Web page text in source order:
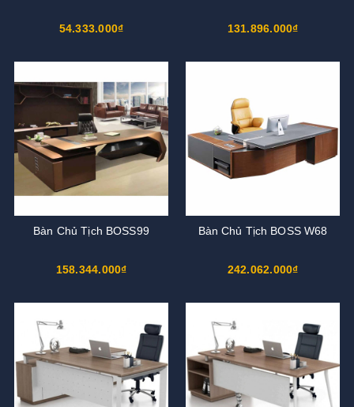
54.333.000₫ 131.896.000₫
Bàn Chủ Tịch BOSS99
158.344.000₫
Bàn Chủ Tịch BOSS W68
242.062.000₫